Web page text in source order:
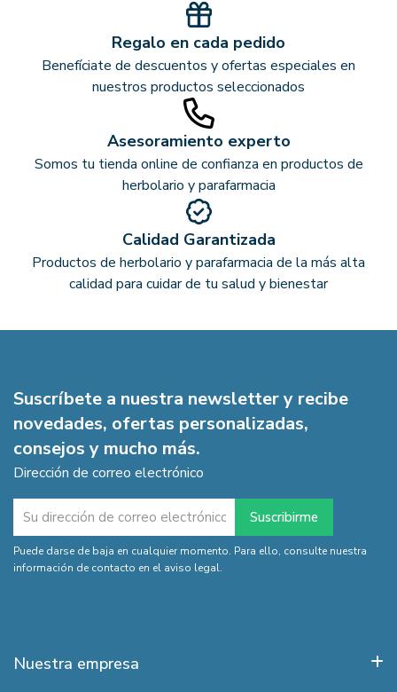
Regalo en cada pedido
Benefíciate de descuentos y ofertas especiales en
nuestros productos seleccionados
Asesoramiento experto
Somos tu tienda online de confianza en productos de
herbolario y parafarmacia
Calidad Garantizada
Productos de herbolario y parafarmacia de la más alta
calidad para cuidar de tu salud y bienestar
Suscríbete a nuestra newsletter y recibe
novedades, ofertas personalizadas,
consejos y mucho más.
Dirección de correo electrónico
Puede darse de baja en cualquier momento. Para ello, consulte nuestra
información de contacto en el aviso legal.
Nuestra empresa